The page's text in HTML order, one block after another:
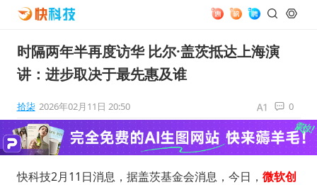
时隔两年半再度访华 比尔·盖茨抵达上海演
讲：进步取决于最先惠及谁
拾柒 2026年02月11日 20:50 0
快科技2月11日消息，据盖茨基金会消息，今日， 微软创